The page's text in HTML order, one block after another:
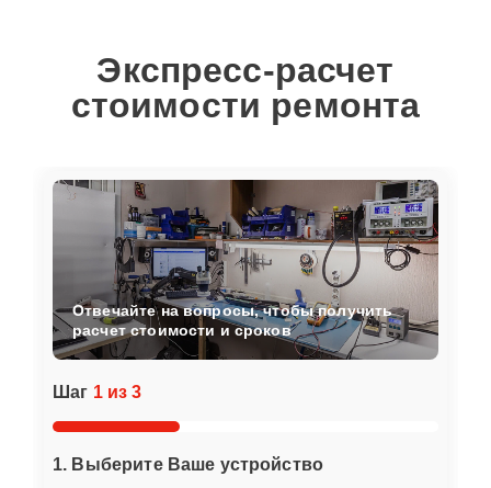
Экспресс-расчет
стоимости ремонта
Шаг 1 из 3
1. Выберите Ваше устройство
Отвечайте на вопросы, чтобы получить
расчет стоимости и сроков